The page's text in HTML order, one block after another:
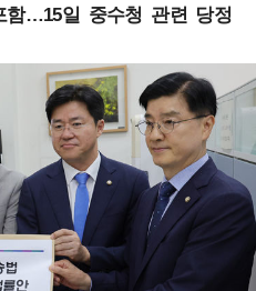
함…15일 중수청 관련 당정